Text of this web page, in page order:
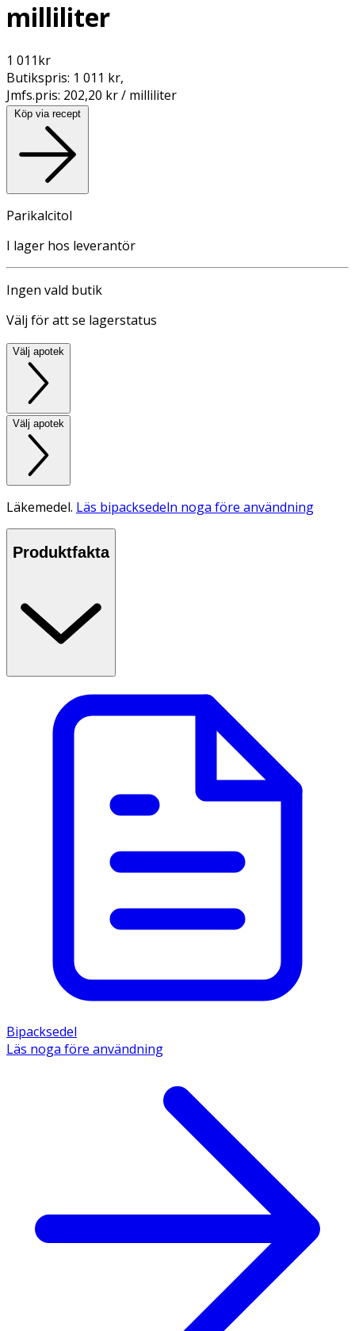
milliliter
1 011kr
Butikspris: 1 011 kr,
Jmfs.pris: 202,20 kr / milliliter
Köp via recept
Parikalcitol
I lager hos leverantör
Ingen vald butik
Välj för att se lagerstatus
Välj apotek
Välj apotek
Läkemedel. Läs bipacksedeln noga före användning
Produktfakta
Bipacksedel
Läs noga före användning